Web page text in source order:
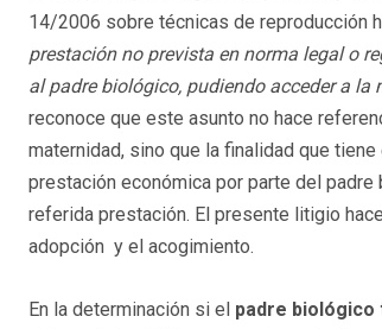
14/2006 sobre técnicas de reproducción
prestación no prevista en norma legal o
al padre biológico, pudiendo acceder a
reconoce que este asunto no hace
maternidad, sino que la finalidad que
prestación económica por parte del
referida prestación. El presente litigio
adopción y el acogimiento.
En la determinación si el padre biológico